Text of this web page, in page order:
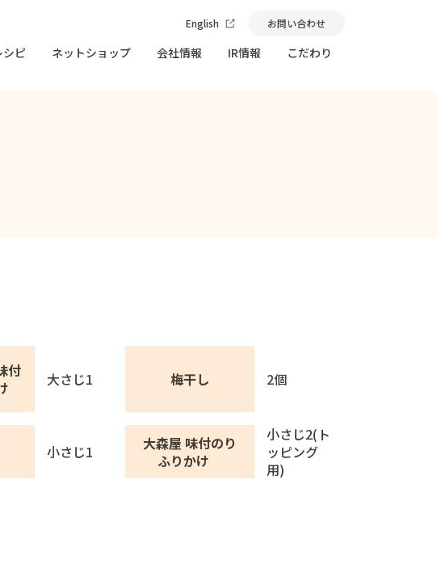
English お問い合わせ
シピ ネットショップ 会社情報 IR情報 こだわり
付
大さじ1 梅干し 2個
小さじ1
大森屋 味付のり
ふりかけ
小さじ2(ト
ッピング
用)